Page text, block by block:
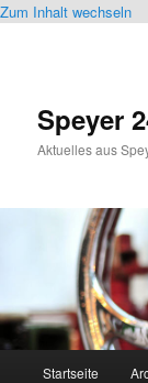
Zum Inhalt wechseln
Speyer
Aktuelles aus
Startseite